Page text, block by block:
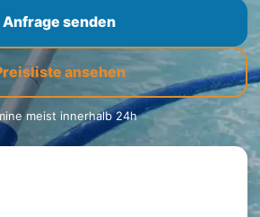
Anfrage senden
ansehen
meist innerhalb 24h